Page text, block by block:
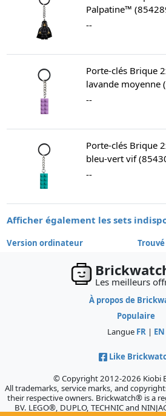
Palpatine™
--
Porte-clés Brique
lavande moyenne
--
Porte-clés Brique
bleu-vert vif
--
Afficher également les sets
Version ordinateur
Les meilleurs
À propos de
Populaire
Langue FR | EN
Like
© Copyright 2012-2026 Kiobi
All trademarks, service marks, and
their respective owners. Brickwatch® is a
BV. LEGO®, DUPLO, TECHNIC and